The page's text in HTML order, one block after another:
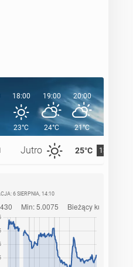
Jutro 25°C 13°C
18:00
23°C
19:00
24°C
20:00
21°C
6 SIERPNIA, 14:10